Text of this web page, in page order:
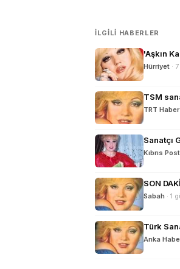
İLGILI HABERLER
'Aşkın
Hürriyet ·
TSM
TRT Haber
Sanatçı
Kıbrıs
SON
Sabah · 1
Türk
Anka